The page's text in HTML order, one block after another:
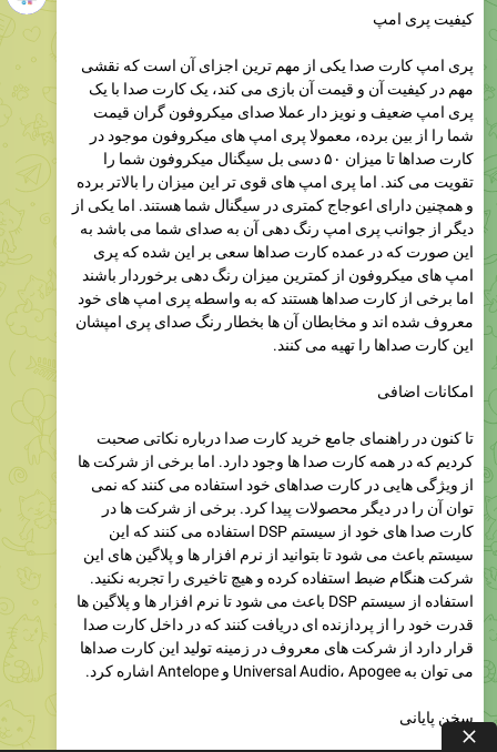
کیفیت پری امپ
پری امپ کارت صدا یکی از مهم ترین اجزای آن است که نقشی
مهم در کیفیت آن و قیمت آن بازی می کند، یک کارت صدا با یک
پری امپ ضعیف و نویز دار عملا صدای میکروفون گران قیمت
شما را از بین برده، معمولا پری امپ های میکروفون موجود در
کارت صداها تا میزان ۵۰ دسی بل سیگنال میکروفون شما را
تقویت می کند. اما پری امپ های قوی تر این میزان را بالاتر برده
و همچنین دارای اعوجاج کمتری در سیگنال شما هستند. اما یکی از
دیگر از جوانب پری امپ رنگ دهی آن به صدای شما می باشد به
این صورت که در عمده کارت صداها سعی بر این شده که پری
امپ های میکروفون از کمترین میزان رنگ دهی برخوردار باشند
اما برخی از کارت صداها هستند که به واسطه پری امپ های خود
معروف شده اند و مخابطان آن ها بخطار رنگ صدای پری امپشان
این کارت صداها را تهیه می کنند.
امکانات اضافی
تا کنون در راهنمای جامع خرید کارت صدا درباره نکاتی صحبت
کردیم که در همه کارت صدا ها وجود دارد. اما برخی از شرکت ها
از ویژگی هایی در کارت صدا‌های خود استفاده می کنند که نمی
توان آن را در دیگر محصولات پیدا کرد. برخی از شرکت ها در
کارت صدا های خود از سیستم DSP استفاده می کنند که این
سیستم باعث می شود تا بتوانید از نرم افزار ها و پلاگین های این
شرکت هنگام ضبط استفاده کرده و هیچ تاخیری را تجربه نکنید.
استفاده از سیستم DSP باعث می شود تا نرم افزار ها و پلاگین ها
قدرت خود را از پردازنده ای دریافت کنند که در داخل کارت صدا
قرار دارد از شرکت های معروف در زمینه تولید این کارت صداها
می توان به Universal Audio، Apogee و Antelope اشاره کرد.
سخن پایانی